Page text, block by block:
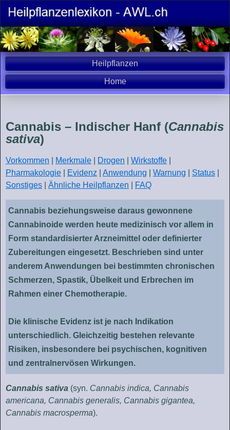
Heilpflanzen
Home
Cannabis – Indischer Hanf (Cannabis
sativa)
Vorkommen Merkmale Drogen Wirkstoffe
Pharmakologie
Evidenz Anwendung Warnung Status
Sonstiges
Ähnliche Heilpflanzen FAQ
Cannabis beziehungsweise daraus gewonnene
Cannabinoide werden heute medizinisch vor allem in
Form standardisierter Arzneimittel oder definierter
Zubereitungen eingesetzt. Beschrieben sind unter
anderem Anwendungen bei bestimmten chronischen
Schmerzen, Spastik, Übelkeit und Erbrechen im
Rahmen einer Chemotherapie.
Die klinische Evidenz ist je nach Indikation
unterschiedlich. Gleichzeitig bestehen relevante
Risiken, insbesondere bei psychischen, kognitiven
und zentralnervösen Wirkungen.
Cannabis sativa (syn. Cannabis indica, Cannabis
americana, Cannabis generalis, Cannabis gigantea,
Cannabis macrosperma).